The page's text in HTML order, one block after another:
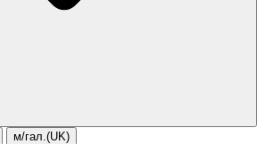
м/гал.(UK)